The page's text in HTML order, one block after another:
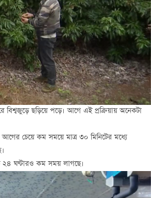
বিশ্বজুড়ে ছড়িয়ে পড়ে। আগে এই প্রক্রিয়ায় অনেকটা
আগের চেয়ে কম সময়ে মাত্র ৩০ মিনিটের মধ্যে
২৪ ঘণ্টারও কম সময় লাগছে।